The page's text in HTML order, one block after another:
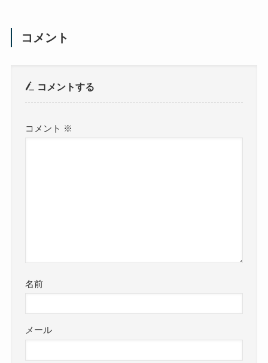
コメント
コメントする
コメント ※
名前
メール